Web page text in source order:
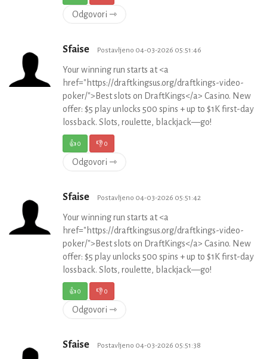
Odgovori ⇾
Sfaise Postavljeno 04-03-2026 05:51:46
Your winning run starts at <a
href="https://draftkingsus.org/draftkings-video-
poker/">Best slots on DraftKings</a> Casino. New
offer: $5 play unlocks 500 spins + up to $1K first-day
lossback. Slots, roulette, blackjack—go!
👍0 👎0
Odgovori ⇾
Sfaise Postavljeno 04-03-2026 05:51:42
Your winning run starts at <a
href="https://draftkingsus.org/draftkings-video-
poker/">Best slots on DraftKings</a> Casino. New
offer: $5 play unlocks 500 spins + up to $1K first-day
lossback. Slots, roulette, blackjack—go!
👍0 👎0
Odgovori ⇾
Sfaise Postavljeno 04-03-2026 05:51:38